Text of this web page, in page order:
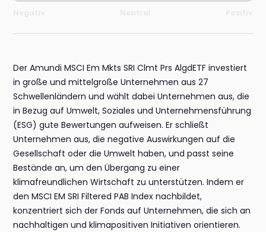
Der Amundi MSCI Em Mkts SRI Clmt Prs AlgdETF investiert
in große und mittelgroße Unternehmen aus 27
Schwellenländern und wählt dabei Unternehmen aus, die
in Bezug auf Umwelt, Soziales und Unternehmensführung
(ESG) gute Bewertungen aufweisen. Er schließt
Unternehmen aus, die negative Auswirkungen auf die
Gesellschaft oder die Umwelt haben, und passt seine
Bestände an, um den Übergang zu einer
klimafreundlichen Wirtschaft zu unterstützen. Indem er
den MSCI EM SRI Filtered PAB Index nachbildet,
konzentriert sich der Fonds auf Unternehmen, die sich an
nachhaltigen und klimapositiven Initiativen orientieren.